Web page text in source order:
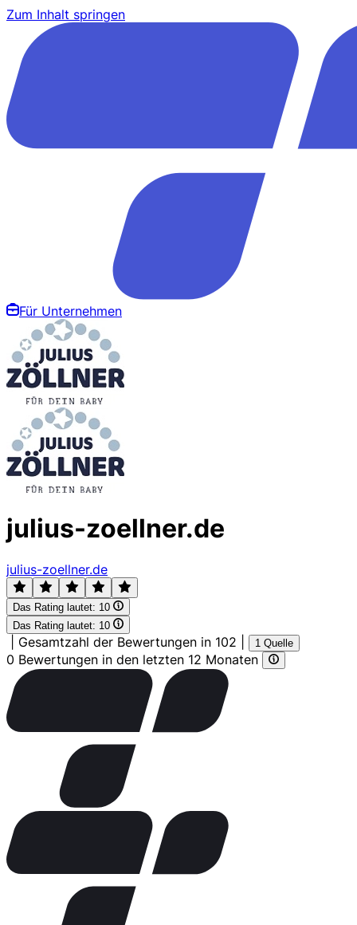
Zum Inhalt springen
Für Unternehmen
julius-zoellner.de
julius-zoellner.de
Das Rating lautet: 10
Das Rating lautet: 10
Gesamtzahl der Bewertungen in 102 1 Quelle
0 Bewertungen in den letzten 12 Monaten